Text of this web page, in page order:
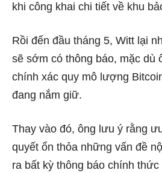
khi công khai chi tiết về khu
Rồi đến đầu tháng 5, Witt lại
sẽ sớm có thông báo, mặc dù
chính xác quy mô lượng
đang nắm giữ.
Thay vào đó, ông lưu ý rằng
quyết ổn thỏa những vấn đề
ra bất kỳ thông báo chính